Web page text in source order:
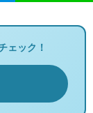
ェック！